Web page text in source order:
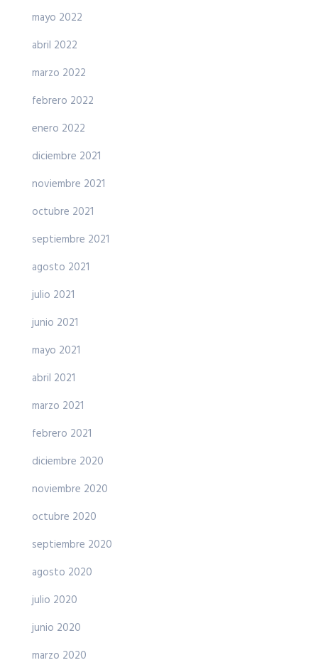
mayo 2022
abril 2022
marzo 2022
febrero 2022
enero 2022
diciembre 2021
noviembre 2021
octubre 2021
septiembre 2021
agosto 2021
julio 2021
junio 2021
mayo 2021
abril 2021
marzo 2021
febrero 2021
diciembre 2020
noviembre 2020
octubre 2020
septiembre 2020
agosto 2020
julio 2020
junio 2020
marzo 2020